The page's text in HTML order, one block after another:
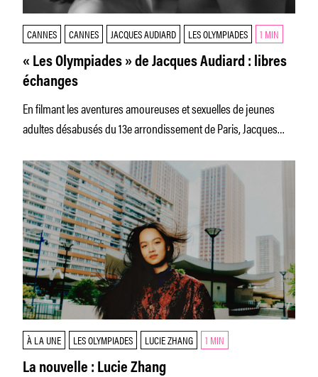
CANNES CANNES JACQUES AUDIARD LES OLYMPIADES 1 MIN
« Les Olympiades » de Jacques Audiard : libres
échanges
En filmant les aventures amoureuses et sexuelles de jeunes
adultes désabusés du 13e arrondissement de Paris, Jacques
À LA UNE LES OLYMPIADES LUCIE ZHANG 1 MIN
La nouvelle : Lucie Zhang